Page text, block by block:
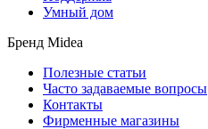
Умный дом
Бренд Midea
Полезные статьи
Часто задаваемые вопросы
Контакты
Фирменные магазины